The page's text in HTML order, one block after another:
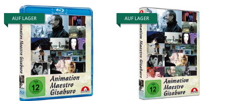
AUF LAGER AUF LAGER